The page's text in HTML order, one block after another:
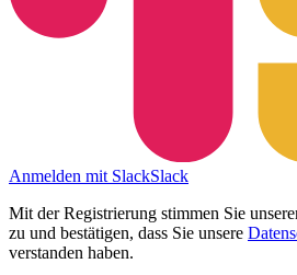
Anmelden mit SlackSlack
Mit der Registrierung stimmen Sie
zu und bestätigen, dass Sie unsere
verstanden haben.